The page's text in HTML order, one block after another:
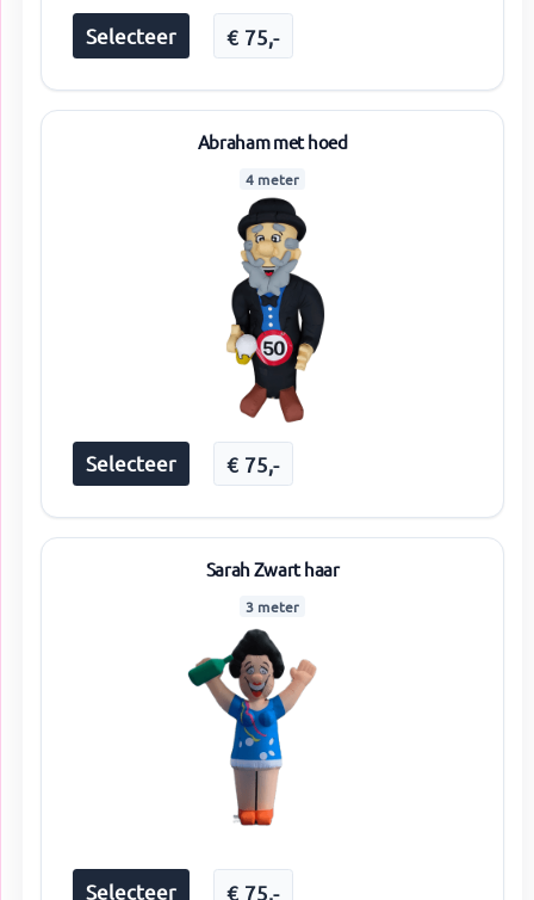
Selecteer € 75,-
Abraham met hoed
4 meter
Selecteer € 75,-
Sarah Zwart haar
3 meter
Selecteer € 75,-